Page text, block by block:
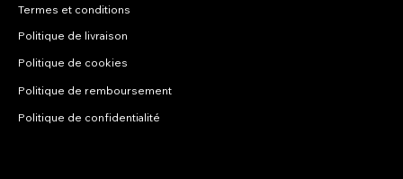
Termes et conditions
Politique de livraison
Politique de cookies
Politique de remboursement
Politique de confidentialité